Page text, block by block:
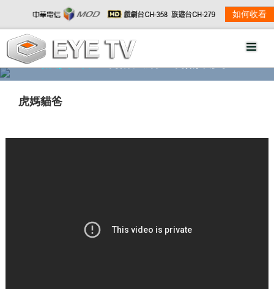
如何收看
精彩影音 劇情大綱
虎媽貓爸